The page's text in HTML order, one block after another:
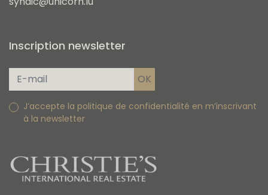
Inscription newsletter
J’accepte la politique de confidentialité en m’inscrivant
à la newsletter